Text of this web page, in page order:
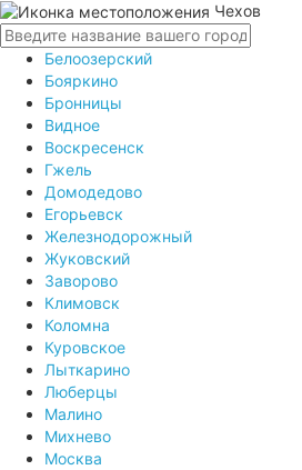
Чехов
Белоозерский
Бояркино
Бронницы
Видное
Воскресенск
Гжель
Домодедово
Егорьевск
Железнодорожный
Жуковский
Заворово
Климовск
Коломна
Куровское
Лыткарино
Люберцы
Малино
Михнево
Москва